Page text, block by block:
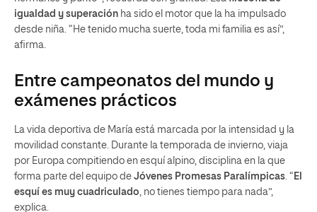
igualdad y superación ha sido el motor que la ha impulsado
desde niña. “He tenido mucha suerte, toda mi familia es así”,
afirma.
Entre campeonatos del mundo y
exámenes prácticos
La vida deportiva de María está marcada por la intensidad y la
movilidad constante. Durante la temporada de invierno, viaja
por Europa compitiendo en esquí alpino, disciplina en la que
forma parte del equipo de Jóvenes Promesas Paralímpicas. “ El
esquí es muy cuadriculado, no tienes tiempo para nada”,
explica.